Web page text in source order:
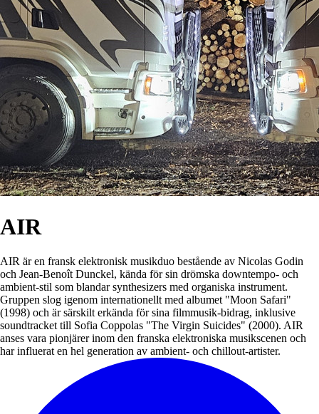
AIR
AIR är en fransk elektronisk musikduo bestående av Nicolas Godin
och Jean-Benoît Dunckel, kända för sin drömska downtempo- och
ambient-stil som blandar synthesizers med organiska instrument.
Gruppen slog igenom internationellt med albumet "Moon Safari"
(1998) och är särskilt erkända för sina filmmusik-bidrag, inklusive
soundtracket till Sofia Coppolas "The Virgin Suicides" (2000). AIR
anses vara pionjärer inom den franska elektroniska musikscenen och
har influerat en hel generation av ambient- och chillout-artister.